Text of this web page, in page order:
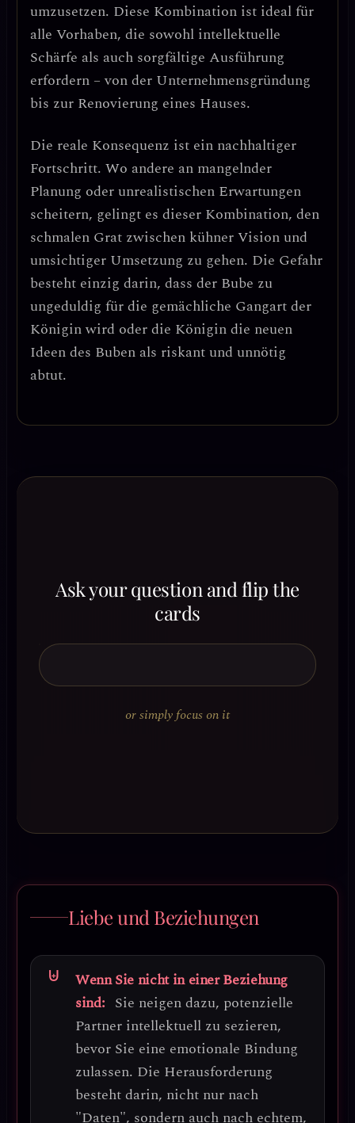
umzusetzen. Diese Kombination ist ideal für
alle Vorhaben, die sowohl intellektuelle
Schärfe als auch sorgfältige Ausführung
erfordern – von der Unternehmensgründung
bis zur Renovierung eines Hauses.
Die reale Konsequenz ist ein nachhaltiger
Fortschritt. Wo andere an mangelnder
Planung oder unrealistischen Erwartungen
scheitern, gelingt es dieser Kombination, den
schmalen Grat zwischen kühner Vision und
umsichtiger Umsetzung zu gehen. Die Gefahr
besteht einzig darin, dass der Bube zu
ungeduldig für die gemächliche Gangart der
Königin wird oder die Königin die neuen
Ideen des Buben als riskant und unnötig
abtut.
Ask your question and flip the
cards
or simply focus on it
Liebe und Beziehungen
Wenn Sie nicht in einer Beziehung
sind: Sie neigen dazu, potenzielle
Partner intellektuell zu sezieren,
bevor Sie eine emotionale Bindung
zulassen. Die Herausforderung
besteht darin, nicht nur nach
"Daten", sondern auch nach echtem,